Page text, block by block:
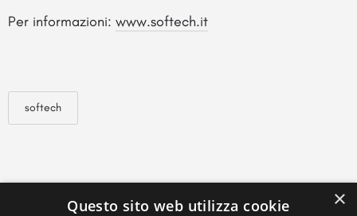
Per informazioni: www.softech.it
softech
×
Questo sito web utilizza cookie